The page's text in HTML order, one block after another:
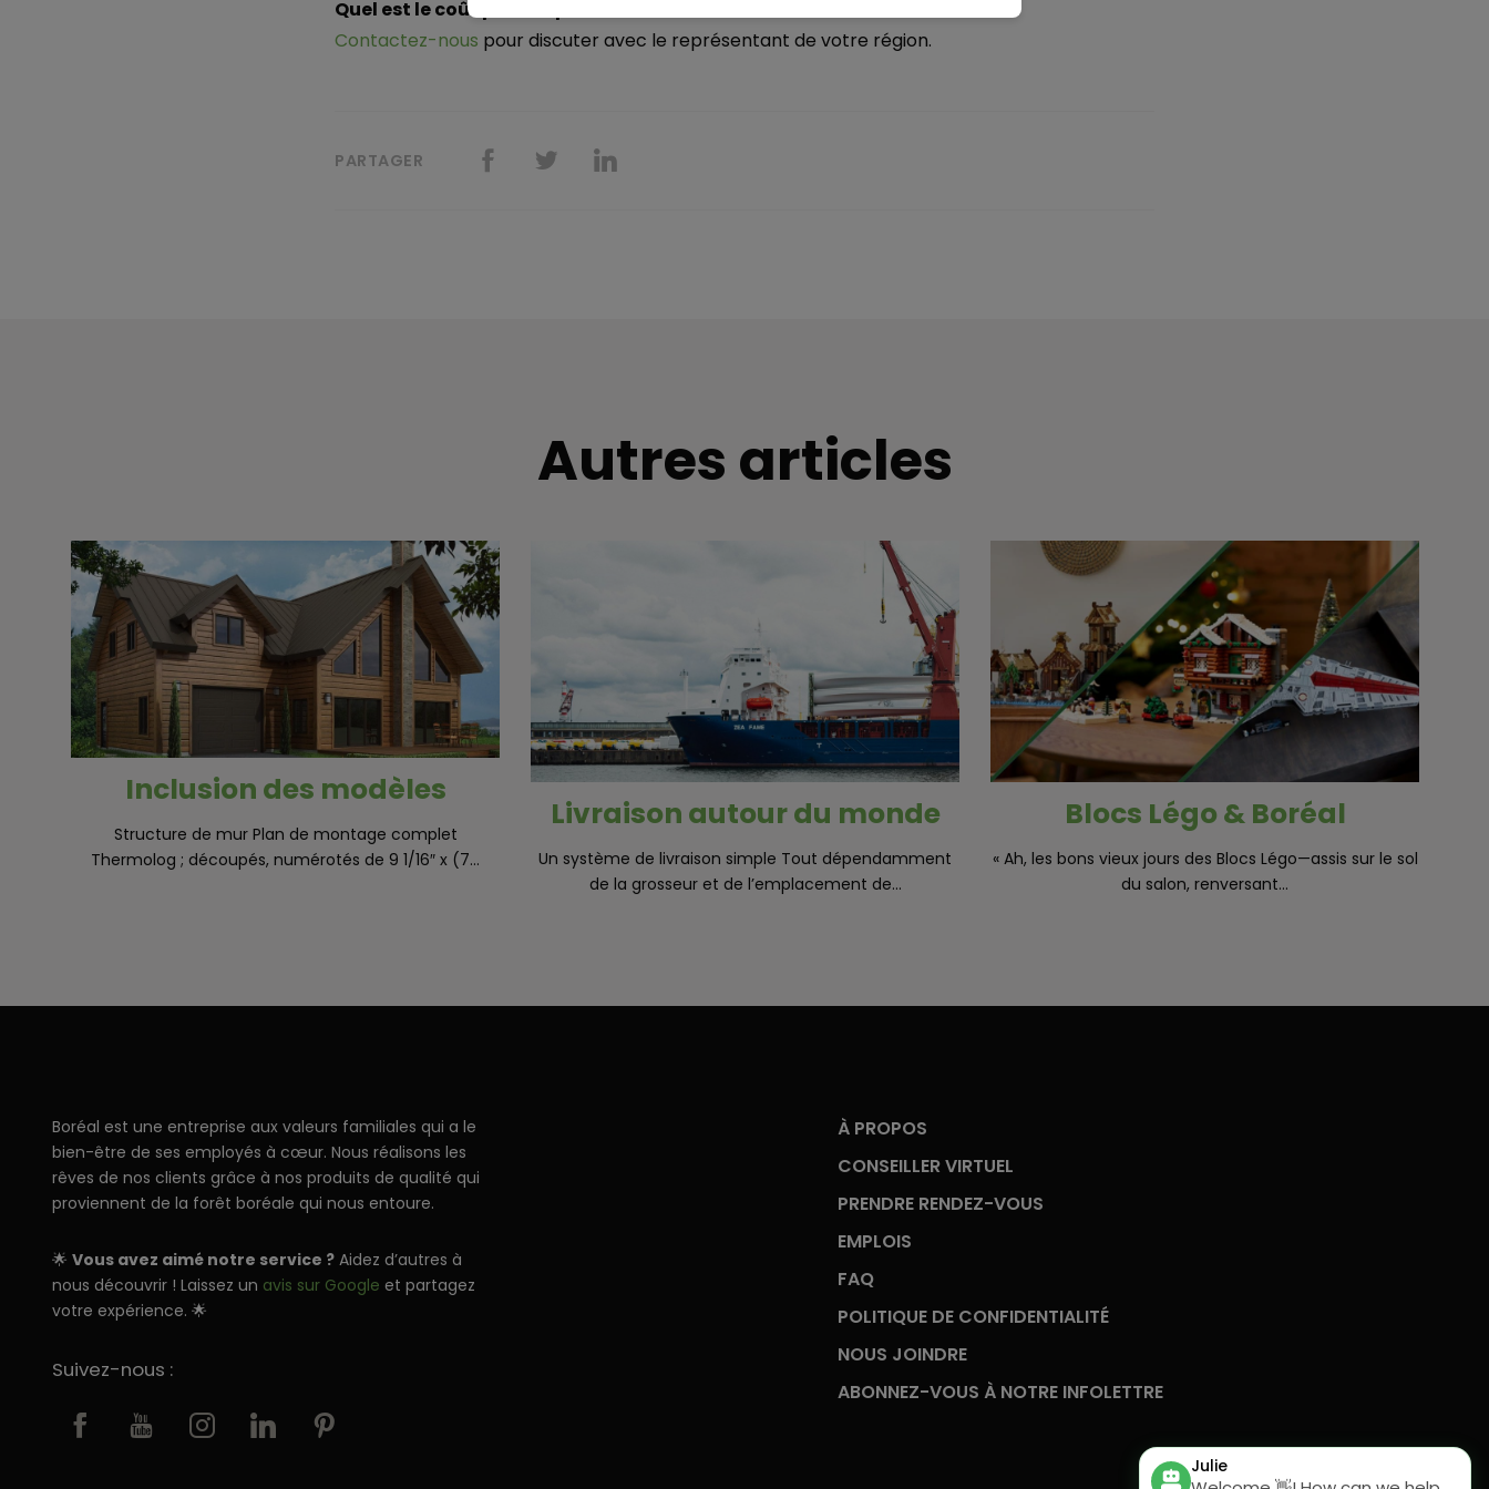
Quel est le coût pour ce produit ?
Contactez-nous pour discuter avec le représentant de votre région.
PARTAGER
Autres articles
Inclusion des modèles
Structure de mur Plan de montage complet
Thermolog ; découpés, numérotés de 9 1/16″ x (7...
Livraison autour du monde
Un système de livraison simple Tout dépendamment
de la grosseur et de l’emplacement de...
Blocs Légo & Boréal
« Ah, les bons vieux jours des Blocs Légo—assis sur le sol
du salon, renversant...
Boréal est une entreprise aux valeurs familiales qui a le
bien-être de ses employés à cœur. Nous réalisons les
rêves de nos clients grâce à nos produits de qualité qui
proviennent de la forêt boréale qui nous entoure.
🌟Vous avez aimé notre service ? Aidez d’autres à
nous découvrir ! Laissez un avis sur Google et partagez
votre expérience. 🌟
Suivez-nous :
À PROPOS
CONSEILLER VIRTUEL
PRENDRE RENDEZ-VOUS
EMPLOIS
FAQ
POLITIQUE DE CONFIDENTIALITÉ
NOUS JOINDRE
ABONNEZ-VOUS À NOTRE INFOLETTRE